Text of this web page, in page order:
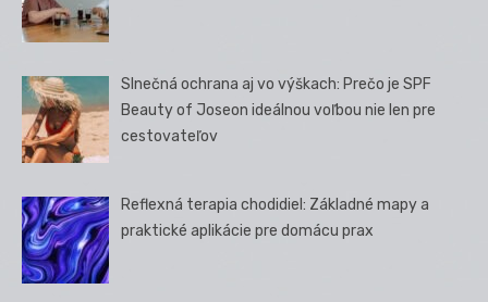
Slnečná ochrana aj vo výškach: Prečo je SPF
Beauty of Joseon ideálnou voľbou nie len pre
cestovateľov
Reflexná terapia chodidiel: Základné mapy a
praktické aplikácie pre domácu prax